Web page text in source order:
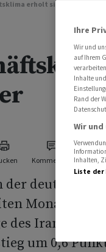
erholt sich weiter
Kommentare
deutschen
Monat in
des Iran-
um 0,6
Ihre
Wir und
auf Ihrem
Inhalte
Rand der
Wir
Inhalten,
Liste